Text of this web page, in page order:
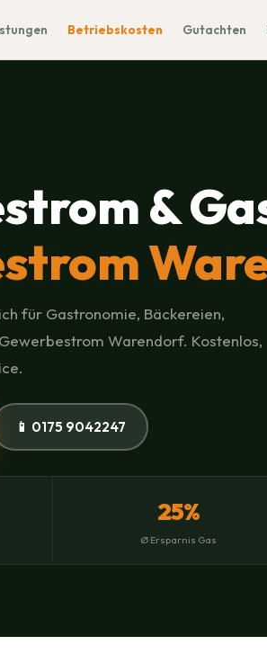
Betriebskosten Gutachten
&
für Gastronomie, Bäckereien,
Warendorf. Kostenlos,
📱 0175 9042247
25%
Ø Ersparnis Gas